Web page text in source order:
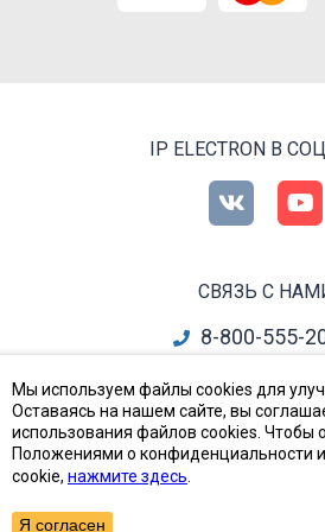
IP ELECTRON В
СВЯЗЬ С
8-800-555-
все контакты
Приборы, Радиодетали и
Мы используем файлы cookies для
Оставаясь на нашем сайте, вы
использования файлов cookies. Чтобы
Положениями о конфиденциальности
cookie, нажмите здесь
Я согласен